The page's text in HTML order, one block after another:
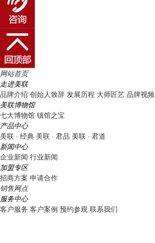
网站首页
走进美联
品牌介绍 创始人致辞 发展历程 大师匠艺 品牌视频
美联博物馆
七大博物馆 镇馆之宝
产品中心
美联 · 经典 美联 · 君品 美联 · 君道
新闻中心
企业新闻 行业新闻
加盟专区
招商方案 申请合作
销售网点
服务中心
客户服务 客户案例 预约参观 联系我们